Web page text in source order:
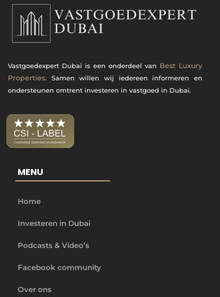
Vastgoedexpert Dubai is een onderdeel van Best Luxury
Properties. Samen willen wij iedereen informeren en
ondersteunen omtrent investeren in vastgoed in Dubai.
MENU
Home
Investeren in Dubai
Podcasts & Video’s
Facebook community
Over ons